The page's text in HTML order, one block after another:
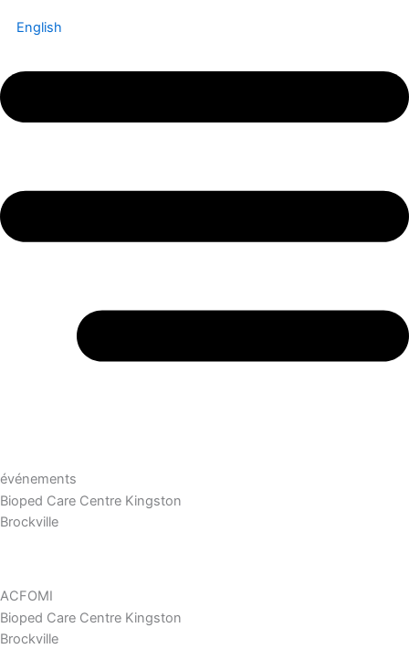
English
événements
Bioped Care Centre Kingston
Brockville
ACFOMI
Bioped Care Centre Kingston
Brockville